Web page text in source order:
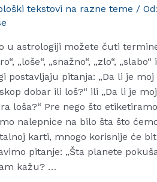
tekstovi na razne teme / Od:
u astrologiji možete čuti
„loše“, „snažno“, „zlo“, „slabo“
postavljaju pitanja: „Da li je moj
dobar ili loš?“ ili „Da li je
loša?“ Pre nego što
nalepnice na bilo šta što
karti, mnogo korisnije će
pitanje: „Šta planete
kažu? …